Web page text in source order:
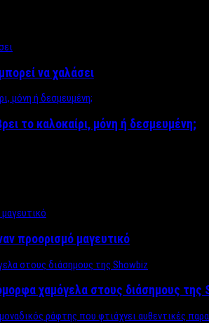
να χαλάσει
το καλοκαίρι, μόνη ή δεσμευμένη;
προορισμό μαγευτικό
χαμόγελα στους διάσημους της